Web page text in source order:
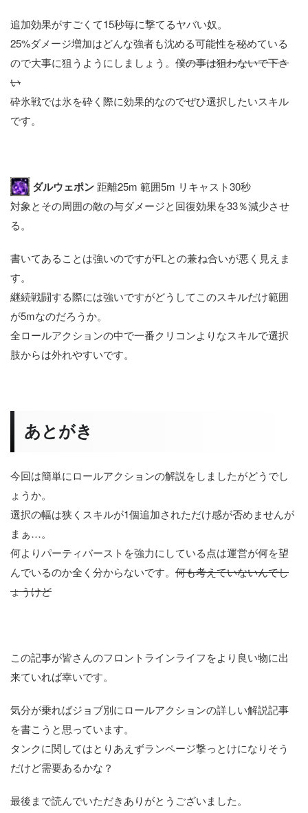
追加効果がすごくて15秒毎に撃てるヤバい奴。
25%ダメージ増加はどんな強者も沈める可能性を秘めている
ので大事に狙うようにしましょう。 僕の事は狙わないで下さ
い
砕氷戦では氷を砕く際に効果的なのでぜひ選択したいスキル
です。
ダルウェポン 距離25m 範囲5m リキャスト30秒
対象とその周囲の敵の与ダメージと回復効果を33％減少させ
る。
書いてあることは強いのですがFLとの兼ね合いが悪く見えま
す。
継続戦闘する際には強いですがどうしてこのスキルだけ範囲
が5mなのだろうか。
全ロールアクションの中で一番クリコンよりなスキルで選択
肢からは外れやすいです。
あとがき
今回は簡単にロールアクションの解説をしましたがどうでし
ょうか。
選択の幅は狭くスキルが1個追加されただけ感が否めませんが
まぁ…。
何よりパーティバーストを強力にしている点は運営が何を望
んでいるのか全く分からないです。 何も考えていないんでし
ょうけど
この記事が皆さんのフロントラインライフをより良い物に出
来ていれば幸いです。
気分が乗ればジョブ別にロールアクションの詳しい解説記事
を書こうと思っています。
タンクに関してはとりあえずランページ撃っとけになりそう
だけど需要あるかな？
最後まで読んでいただきありがとうございました。